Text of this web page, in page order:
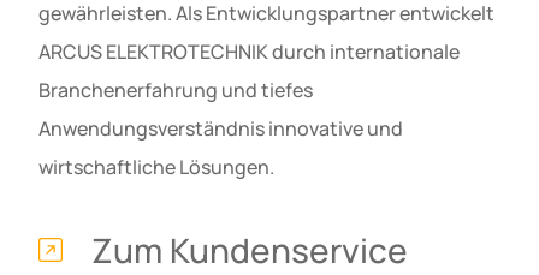
gewährleisten. Als Entwicklungspartner entwickelt
ARCUS ELEKTROTECHNIK durch internationale
Branchenerfahrung und tiefes
Anwendungsverständnis innovative und
wirtschaftliche Lösungen.
Zum Kundenservice